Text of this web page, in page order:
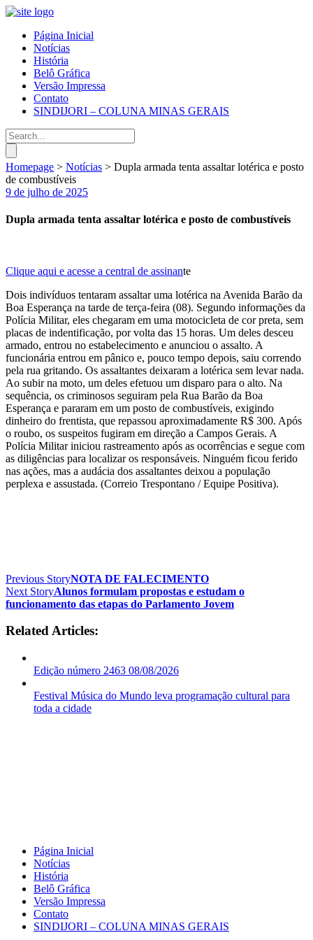
Página Inicial
Notícias
História
Belô Gráfica
Versão Impressa
Contato
SINDIJORI – COLUNA MINAS GERAIS
Homepage > Notícias > Dupla armada tenta assaltar lotérica e posto
de combustíveis
9 de julho de 2025
Dupla armada tenta assaltar lotérica e posto de combustíveis
Clique aqui e acesse a central de assinante
Dois indivíduos tentaram assaltar uma lotérica na Avenida Barão da
Boa Esperança na tarde de terça-feira (08). Segundo informações da
Polícia Militar, eles chegaram em uma motocicleta de cor preta, sem
placas de indentificação, por volta das 15 horas. Um deles desceu
armado, entrou no estabelecimento e anunciou o assalto. A
funcionária entrou em pânico e, pouco tempo depois, saiu correndo
pela rua gritando. Os assaltantes deixaram a lotérica sem levar nada.
Ao subir na moto, um deles efetuou um disparo para o alto. Na
sequência, os criminosos seguiram pela Rua Barão da Boa
Esperança e pararam em um posto de combustíveis, exigindo
dinheiro do frentista, que repassou aproximadamente R$ 300. Após
o roubo, os suspeitos fugiram em direção a Campos Gerais. A
Polícia Militar iniciou rastreamento após as ocorrências e segue com
as diligências para localizar os responsáveis. Ninguém ficou ferido
nas ações, mas a audácia dos assaltantes deixou a população
perplexa e assustada. (Correio Trespontano / Equipe Positiva).
Previous StoryNOTA DE FALECIMENTO
Next StoryAlunos formulam propostas e estudam o
funcionamento das etapas do Parlamento Jovem
Related Articles:
Edição número 2463 08/08/2026
Festival Música do Mundo leva programação cultural para
toda a cidade
Página Inicial
Notícias
História
Belô Gráfica
Versão Impressa
Contato
SINDIJORI – COLUNA MINAS GERAIS